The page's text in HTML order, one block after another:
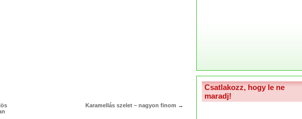
Karamellás szelet – nagyon finom →
Csatlakozz, hogy le ne
maradj!